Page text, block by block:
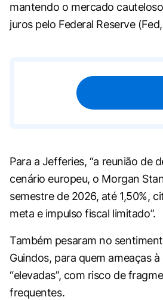
mantendo o mercado
juros pelo Federal Reserve
Para a Jefferies, “a reunião de
cenário europeu, o Morgan
semestre de 2026, até 1,50%,
meta e impulso fiscal limitado”.
Também pesaram no
Guindos, para quem ameaças
“elevadas”, com risco de
frequentes.